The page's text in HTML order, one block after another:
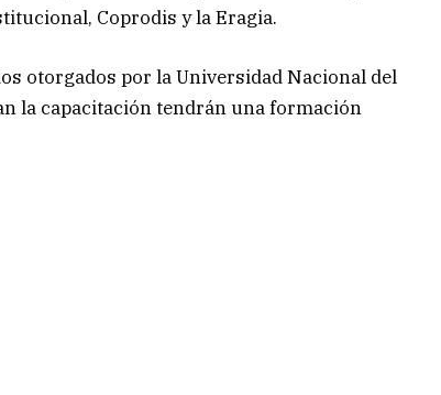
Coprodis y la Eragia.
otorgados por la Universidad Nacional del
la capacitación tendrán una formación